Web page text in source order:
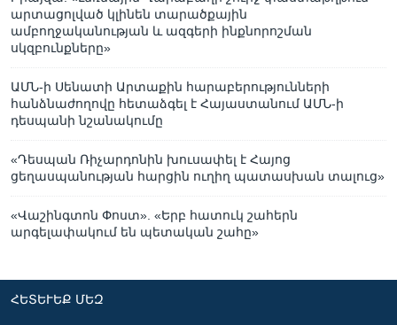
արտացոլված կլինեն տարածքային
ամբողջականության և ազգերի ինքնորոշման
սկզբունքները»
ԱՄՆ-ի Սենատի Արտաքին հարաբերությունների
հանձնաժողովը հետաձգել է Հայաստանում ԱՄՆ-ի
դեսպանի նշանակումը
«Դեսպան Ռիչարդոնին խուսափել է Հայոց
ցեղասպանության հարցին ուղիղ պատասխան տալուց»
«Վաշինգտոն Փոստ». «Երբ հատուկ շահերն
արգելափակում են պետական շահը»
ՀԵՏԵՒԵՔ ՄԵԶ